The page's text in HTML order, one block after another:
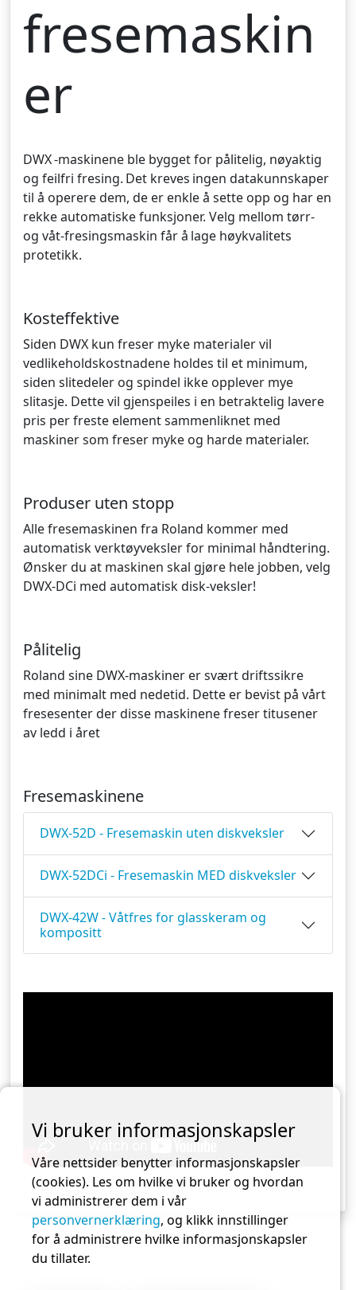
Vi bruker informasjonskapsler
Våre nettsider benytter informasjonskapsler
(cookies). Les om hvilke vi bruker og hvordan
vi administrerer dem i vår
personvernerklæring, og klikk innstillinger
for å administrere hvilke informasjonskapsler
du tillater.
fresemaskin
er
DWX -maskinene ble bygget for pålitelig, nøyaktig
og feilfri fresing. Det kreves ingen datakunnskaper
til å operere dem, de er enkle å sette opp og har en
rekke automatiske funksjoner. Velg mellom tørr-
og våt-fresingsmaskin får å lage høykvalitets
protetikk.
Kosteffektive
Siden DWX kun freser myke materialer vil
vedlikeholdskostnadene holdes til et minimum,
siden slitedeler og spindel ikke opplever mye
slitasje. Dette vil gjenspeiles i en betraktelig lavere
pris per freste element sammenliknet med
maskiner som freser myke og harde materialer.
Produser uten stopp
Alle fresemaskinen fra Roland kommer med
automatisk verktøyveksler for minimal håndtering.
Ønsker du at maskinen skal gjøre hele jobben, velg
DWX-DCi med automatisk disk-veksler!
Pålitelig
Roland sine DWX-maskiner er svært driftssikre
med minimalt med nedetid. Dette er bevist på vårt
fresesenter der disse maskinene freser titusener
av ledd i året
Fresemaskinene
DWX-52D - Fresemaskin uten diskveksler
DWX-52DCi - Fresemaskin MED diskveksler
DWX-42W - Våtfres for glasskeram og
kompositt